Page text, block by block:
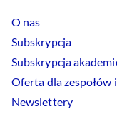
O nas
Subskrypcja
Subskrypcja
Oferta dla zespołów
Newslettery